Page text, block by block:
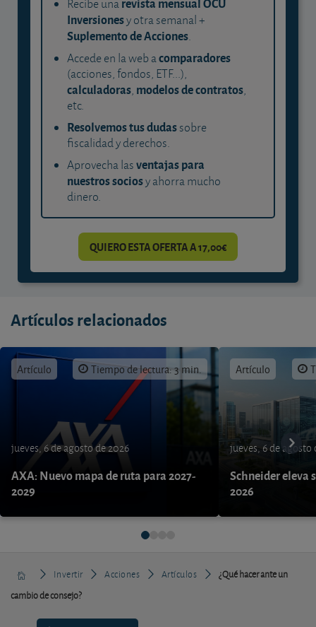
Recibe una
Inversionesy otra semanal +
Suplemento de Acciones.
Accede en la web acomparadores
(acciones, fondos, ETF...),
calculadoras, modelos de contratos,
etc.
Resolvemos tus dudassobre
fiscalidad y derechos.
Aprovecha lasventajas para
nuestros sociosy ahorra mucho
dinero.
QUIERO ESTA OFERTA A 17,00€
Artículos relacionados
Artículo Tiempo de lectura: 3 min.
jueves, 6 de agosto de 2026
AXA: Nuevo mapa de ruta para 2027-
2029
Artículo
jueves, 6 de agosto
Schneider eleva
2026
Invertir Acciones Artículos
¿Qué hacer ante un
cambio de consejo?